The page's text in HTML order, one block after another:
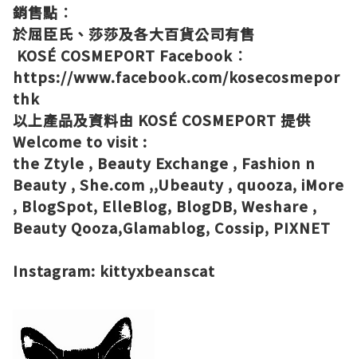
銷售點︰
於屈臣氏、莎莎及各大百貨公司有售
KOSÉ COSMEPORT Facebook︰
https://www.facebook.com/kosecosmepor
thk
以上產品及資料由 KOSÉ COSMEPORT 提供
Welcome to visit :
the Ztyle , Beauty Exchange , Fashion n
Beauty , She.com ,,Ubeauty , quooza, iMore
, BlogSpot, ElleBlog, BlogDB, Weshare ,
Beauty Qooza,Glamablog, Cossip, PIXNET
Instagram: kittyxbeanscat